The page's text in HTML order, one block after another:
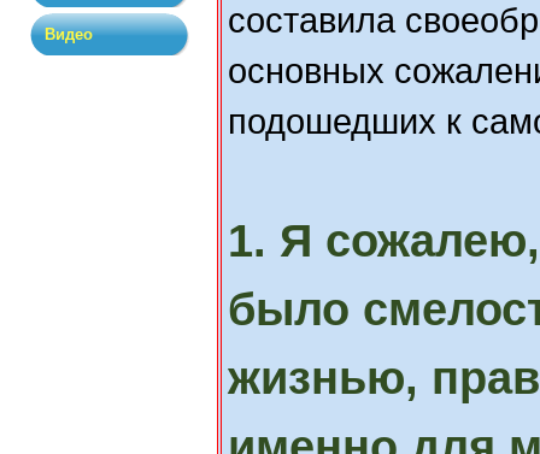
Видео
составила
основных
подошедших к
1. Я
было
жизнью,